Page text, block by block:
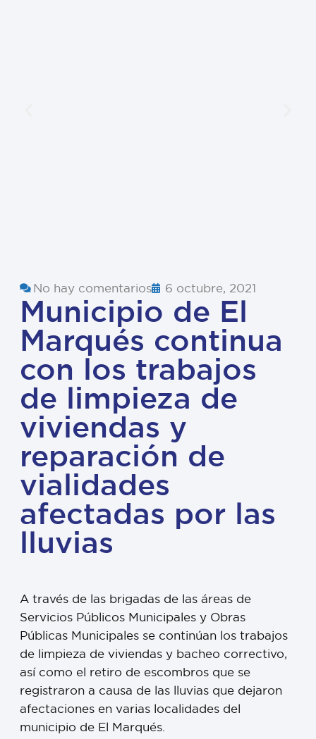
No hay comentarios 6 octubre, 2021
Municipio de El
Marqués continua
con los trabajos
de limpieza de
viviendas y
reparación de
vialidades
afectadas por las
lluvias
A través de las brigadas de las áreas de
Servicios Públicos Municipales y Obras
Públicas Municipales se continúan los trabajos
de limpieza de viviendas y bacheo correctivo,
así como el retiro de escombros que se
registraron a causa de las lluvias que dejaron
afectaciones en varias localidades del
municipio de El Marqués.